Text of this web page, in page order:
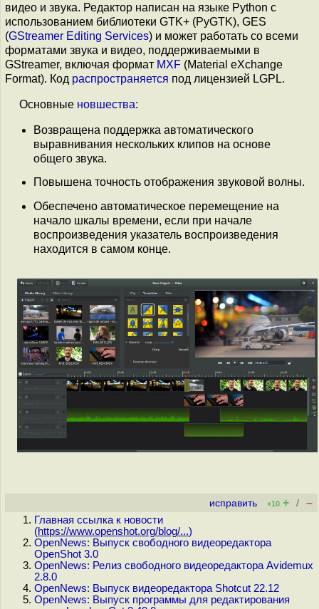
видео и звука. Редактор написан на языке Python с
использованием библиотеки GTK+ (PyGTK), GES
(GStreamer Editing Services) и может работать со всеми
форматами звука и видео, поддерживаемыми в
GStreamer, включая формат MXF (Material eXchange
Format). Код распространяется под лицензией LGPL.
Основные новшества:
Возвращена поддержка автоматического
выравнивания нескольких клипов на основе
общего звука.
Повышена точность отображения звуковой волны.
Обеспечено автоматическое перемещение на
начало шкалы времени, если при начале
воспроизведения указатель воспроизведения
находится в самом конце.
исправить +10 + / –
Главная ссылка к новости
(https://www.openshot.org/blog/...)
OpenNews: Выпуск свободного видеоредактора
OpenShot 3.0
OpenNews: Релиз свободного видеоредактора Avidemux
2.8.0
OpenNews: Выпуск видеоредактора Shotcut 22.12
OpenNews: Выпуск программы для редактирования